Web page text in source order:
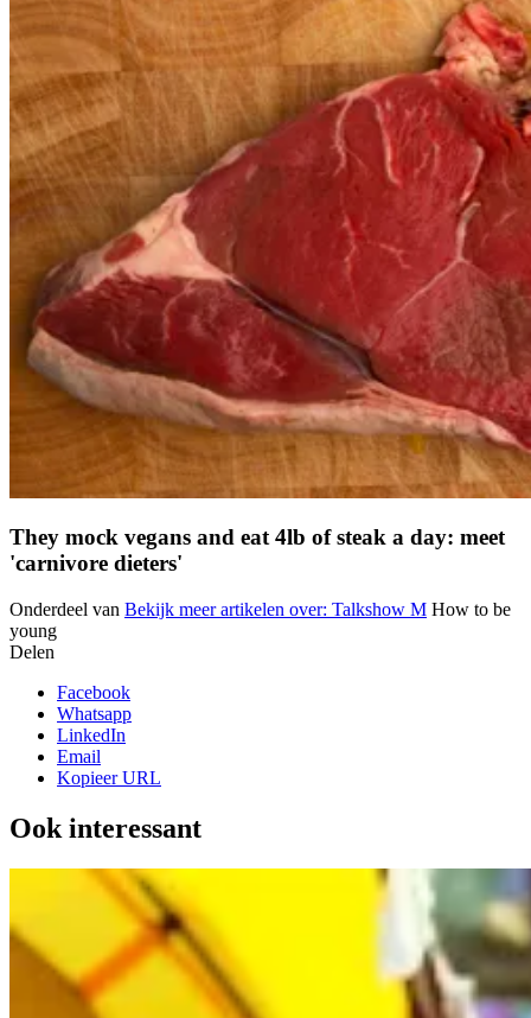
They mock vegans and eat 4lb of steak a day: meet
'carnivore dieters'
Onderdeel van Bekijk meer artikelen over: Talkshow M How to be
young
Delen
Facebook
Whatsapp
LinkedIn
Email
Kopieer URL
Ook interessant